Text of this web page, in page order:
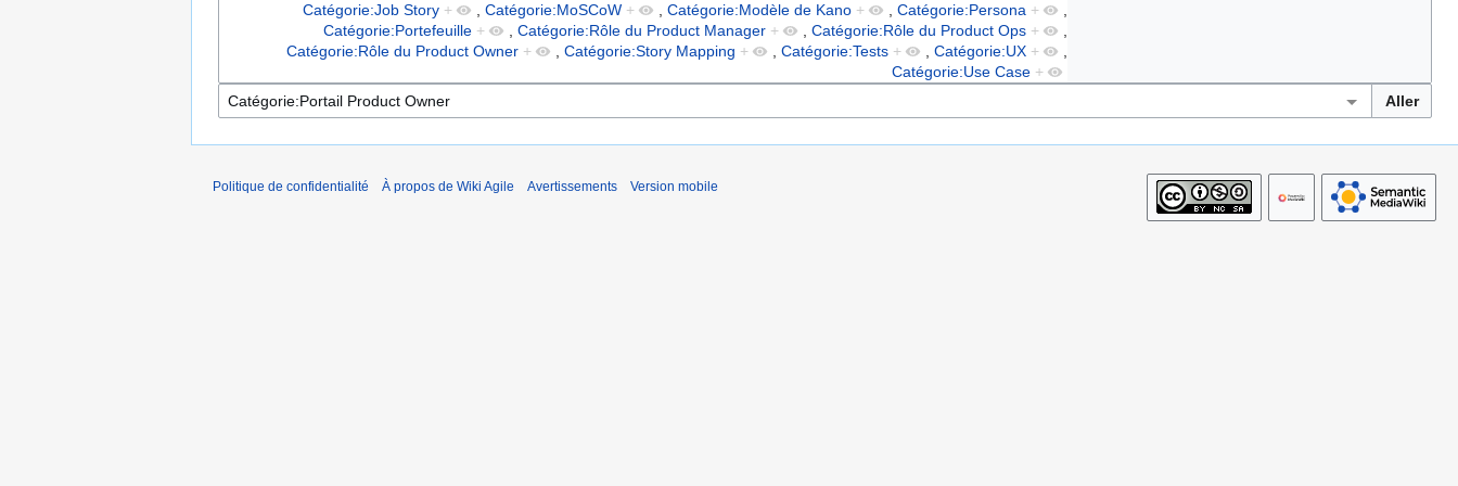
Catégorie:Job Story + Catégorie:MoSCoW + Catégorie:Modèle de Kano + Catégorie:Persona +
Catégorie:Portefeuille + Catégorie:Rôle du Product Manager + Catégorie:Rôle du Product Ops +
Catégorie:Rôle du Product Owner + Catégorie:Story Mapping + Catégorie:Tests + Catégorie:UX +
Catégorie:Use Case +
Politique de confidentialité À propos de Wiki Agile Avertissements Version mobile